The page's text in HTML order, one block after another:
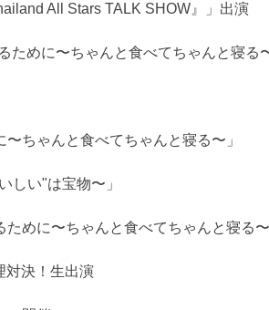
All Stars TALK SHOW』」出演
ために〜ちゃんと食べてちゃんと寝る
ちゃんと食べてちゃんと寝る〜」
い"は宝物〜」
めに〜ちゃんと食べてちゃんと寝る
対決！生出演